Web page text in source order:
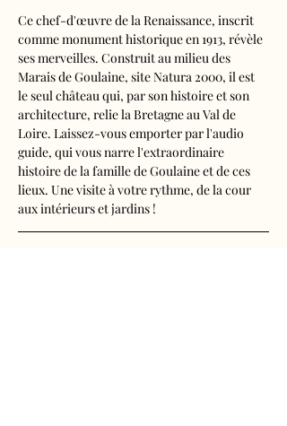
Ce chef-d'œuvre de la Renaissance, inscrit
comme monument historique en 1913, révèle
ses merveilles. Construit au milieu des
Marais de Goulaine, site Natura 2000, il est
le seul château qui, par son histoire et son
architecture, relie la Bretagne au Val de
Loire. Laissez-vous emporter par l'audio
guide, qui vous narre l'extraordinaire
histoire de la famille de Goulaine et de ces
lieux. Une visite à votre rythme, de la cour
aux intérieurs et jardins !